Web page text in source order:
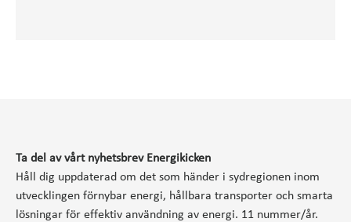
Ta del av vårt nyhetsbrev Energikicken
Håll dig uppdaterad om det som händer i sydregionen inom
utvecklingen förnybar energi, hållbara transporter och smarta
lösningar för effektiv användning av energi. 11 nummer/år.